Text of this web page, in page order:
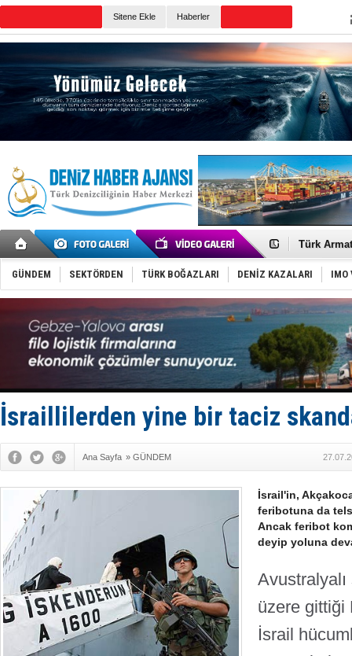
Sitene Ekle Haberler
Türk
Deniz
DÖDER,
Fairline,
Baltık
Runit
Limana
Türk
Hüseyin
Hat-San
Med
GÜNDEM SEKTÖRDEN TÜRK BOĞAZLARI DENİZ KAZALARI IMO
İsraillilerden yine bir taciz
Ana Sayfa » GÜNDEM
İsrail'in,
feribotuna da
Ancak feribot
deyip yoluna
üzere gittiği
İsrail